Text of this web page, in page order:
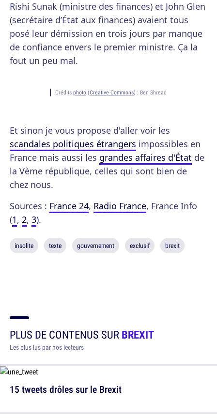
Rishi Sunak (ministre des finances) et John Glen
(secrétaire d’État aux finances) avaient tous
posé leur démission en trois jours par manque
de confiance envers le premier ministre. Ça la
fout un peu mal.
Crédits photo (Creative Commons) : Ben Shread
Et sinon je vous propose d'aller voir les
scandales politiques étrangers impossibles en
France mais aussi les grandes affaires d'État de
la Vème république, celles qui sont bien de
chez nous.
Sources : France 24, Radio France, France Info
(1, 2, 3).
insolite texte gouvernement exclusif brexit
PLUS DE CONTENUS SURBREXIT
Les plus lus par nos lecteurs
15 tweets drôles sur le Brexit